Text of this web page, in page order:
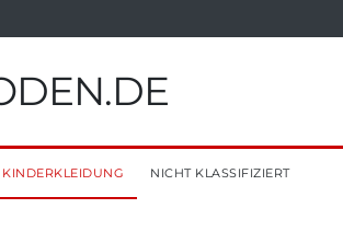
NICHT KLASSIFIZIERT